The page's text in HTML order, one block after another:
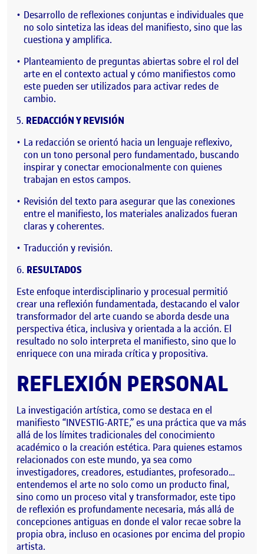
Desarrollo de reflexiones conjuntas e individuales que
no solo sintetiza las ideas del manifiesto, sino que las
cuestiona y amplifica.
Planteamiento de preguntas abiertas sobre el rol del
arte en el contexto actual y cómo manifiestos como
este pueden ser utilizados para activar redes de
cambio.
REDACCIÓN Y REVISIÓN
La redacción se orientó hacia un lenguaje reflexivo,
con un tono personal pero fundamentado, buscando
inspirar y conectar emocionalmente con quienes
trabajan en estos campos.
Revisión del texto para asegurar que las conexiones
entre el manifiesto, los materiales analizados fueran
claras y coherentes.
Traducción y revisión.
RESULTADOS
Este enfoque interdisciplinario y procesual permitió
crear una reflexión fundamentada, destacando el valor
transformador del arte cuando se aborda desde una
perspectiva ética, inclusiva y orientada a la acción. El
resultado no solo interpreta el manifiesto, sino que lo
enriquece con una mirada crítica y propositiva.
REFLEXIÓN PERSONAL
La investigación artística, como se destaca en el
manifiesto “INVESTIG-ARTE,” es una práctica que va más
allá de los límites tradicionales del conocimiento
académico o la creación estética. Para quienes estamos
relacionados con este mundo, ya sea como
investigadores, creadores, estudiantes, profesorado…
entendemos el arte no solo como un producto final,
sino como un proceso vital y transformador, este tipo
de reflexión es profundamente necesaria, más allá de
concepciones antiguas en donde el valor recae sobre la
propia obra, incluso en ocasiones por encima del propio
artista.